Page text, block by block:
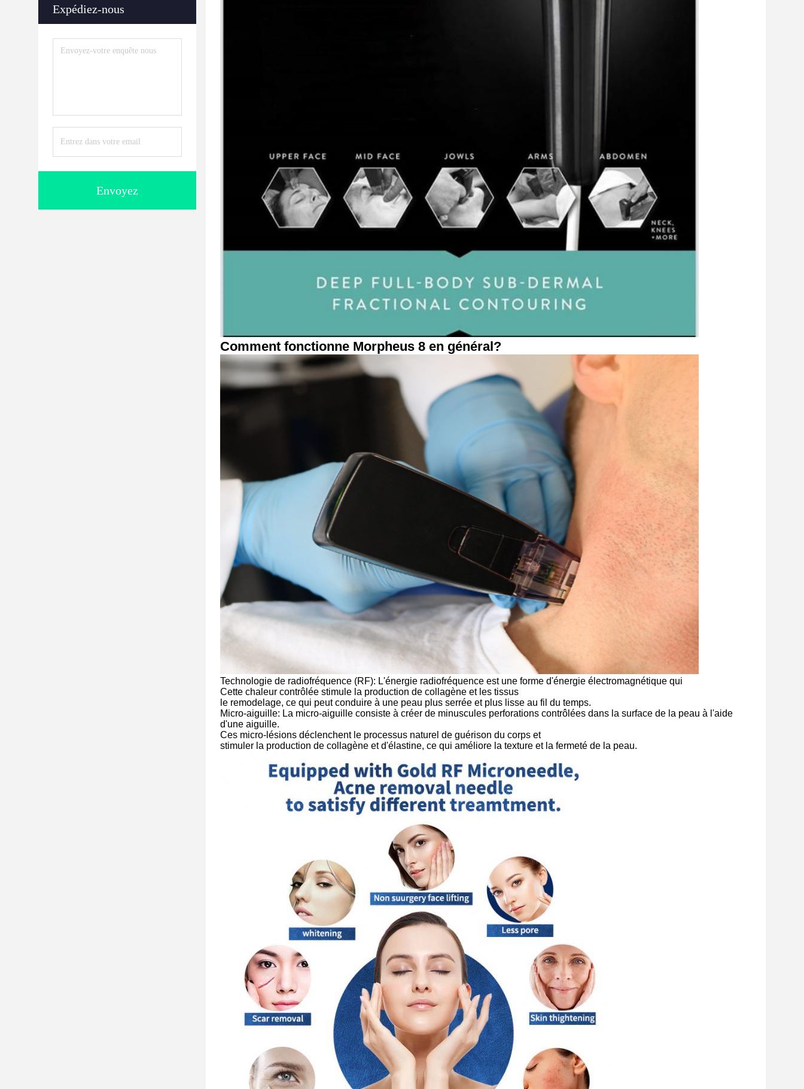
Expédiez-nous
Envoyez
Comment fonctionne Morpheus 8 en général?
Technologie de radiofréquence (RF): L'énergie radiofréquence est une forme d'énergie électromagnétique qui
Cette chaleur contrôlée stimule la production de collagène et les tissus
le remodelage, ce qui peut conduire à une peau plus serrée et plus lisse au fil du temps.
Micro-aiguille: La micro-aiguille consiste à créer de minuscules perforations contrôlées dans la surface de la peau à l'aide
d'une aiguille.
Ces micro-lésions déclenchent le processus naturel de guérison du corps et
stimuler la production de collagène et d'élastine, ce qui améliore la texture et la fermeté de la peau.